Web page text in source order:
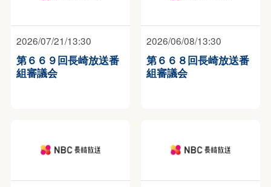
2026/07/21/13:30
第６６９回長崎放送番
組審議会
2026/06/08/13:30
第６６８回長崎放送番
組審議会